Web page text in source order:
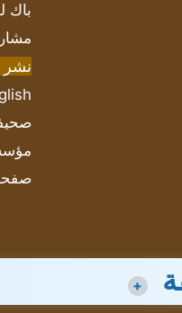
باك
صحيفة 24
+